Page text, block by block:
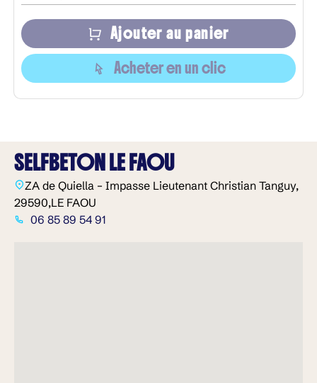
Ajouter au panier
Acheter en un clic
SELFBETON LE FAOU
ZA de Quiella – Impasse Lieutenant Christian Tanguy,
29590,LE FAOU
06 85 89 54 91